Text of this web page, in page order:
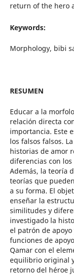
return of the hero
Keywords:
Morphology, bibi
RESUMEN
Educar a la
relación directa
importancia. Este
los falsos falsos.
historias de amor
diferencias con
Además, la teoría
teorías que
a su forma. El
enseñar la
similitudes y
investigado la
el patrón de
funciones de
Qamar con el
equilibrio original
retorno del héroe